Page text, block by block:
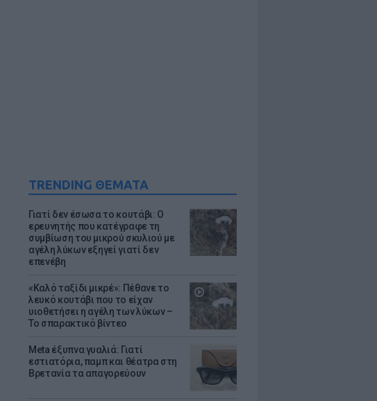
TRENDING ΘΕΜΑΤΑ
Γιατί δεν έσωσα το κουτάβι: Ο
ερευνητής που κατέγραφε τη
συμβίωση του μικρού σκυλιού με
αγέλη λύκων εξηγεί γιατί δεν
επενέβη
«Καλό ταξίδι μικρέ»: Πέθανε το
λευκό κουτάβι που το είχαν
υιοθετήσει η αγέλη των λύκων –
Το σπαρακτικό βίντεο
Meta έξυπνα γυαλιά: Γιατί
εστιατόρια, παμπ και θέατρα στη
Βρετανία τα απαγορεύουν